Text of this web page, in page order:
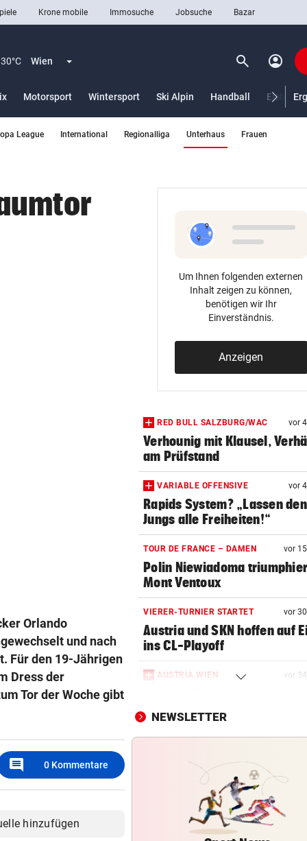
Krone mobile Immosuche Jobsuche Bazar
30°C Wien Menü aufklappen search Suchen
account_circle
Motorsport Wintersport Ski Alpin Handball
League International Regionalliga Unterhaus Frauen
Orlando
und nach
Für den 19-Jährigen
Dress der
Tor der Woche gibt
comment 0 Kommentare
hinzufügen
Um Ihnen folgenden externen
Inhalt zeigen zu können,
benötigen wir Ihr
Einverständnis.
Anzeigen
RED BULL SALZBURG/WAC vor
Verhounig mit Klausel,
am Prüfstand
VARIABLE OFFENSIVE vor
Rapids System? „Lassen den
Jungs alle Freiheiten!“
TOUR DE FRANCE – DAMEN vor
Polin Niewiadoma
Mont Ventoux
VIERER-TURNIER STARTET vor
Austria und SKN hoffen auf
ins CL-Playoff
AUSTRIA WIEN vor
violetten Realität
SCHONUNG ANGESAGT vor
erfolgreich verlaufen!
VOR FOOTBALL-MATCH
Wikinger entern Museum:
hat Spaß gemacht!“
NEWSLETTER